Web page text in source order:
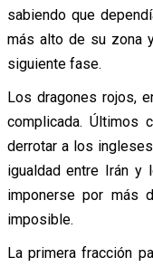
sabiendo que
más alto de su zona
siguiente fase.
Los dragones rojos,
complicada. Últimos
derrotar a los
igualdad entre Irán y
imponerse por más
imposible.
La primera fracción